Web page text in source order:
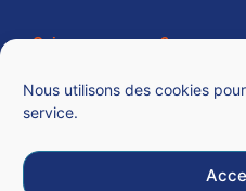
Nous utilisons des cookies
service.
Qui sommes-nous ?